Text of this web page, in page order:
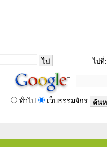
ไปที่:
ทั่วไป เว็บธรรมจักร